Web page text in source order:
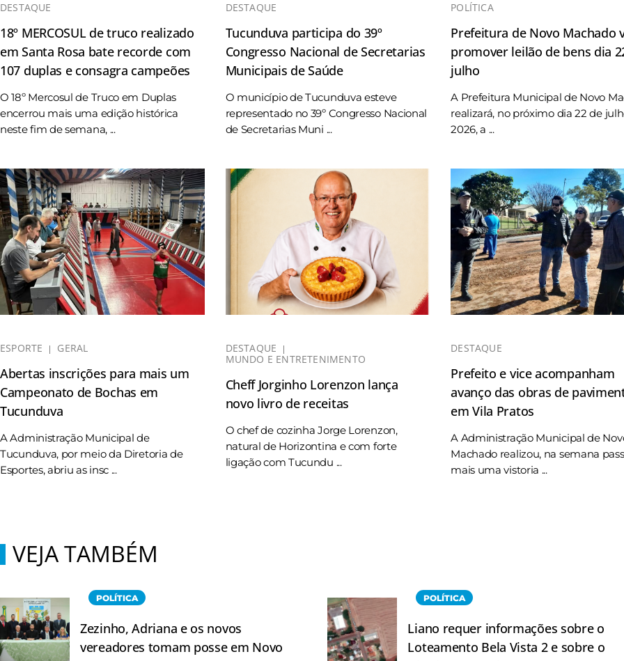
DESTAQUE
18º MERCOSUL de truco realizado
em Santa Rosa bate recorde com
107 duplas e consagra campeões
O 18º Mercosul de Truco em Duplas
encerrou mais uma edição histórica
neste fim de semana, ...
DESTAQUE
Tucunduva participa do 39º
Congresso Nacional de Secretarias
Municipais de Saúde
O município de Tucunduva esteve
representado no 39º Congresso Nacional
de Secretarias Muni ...
POLÍTICA
Prefeitura de Novo Machado
promover leilão de bens dia
julho
A Prefeitura Municipal de Novo
realizará, no próximo dia 22 de
2026, a ...
ESPORTE GERAL
Abertas inscrições para mais um
Campeonato de Bochas em
Tucunduva
A Administração Municipal de
Tucunduva, por meio da Diretoria de
Esportes, abriu as insc ...
DESTAQUE
MUNDO E ENTRETENIMENTO
Cheff Jorginho Lorenzon lança
novo livro de receitas
O chef de cozinha Jorge Lorenzon,
natural de Horizontina e com forte
ligação com Tucundu ...
DESTAQUE
Prefeito e vice acompanham
avanço das obras de
em Vila Pratos
A Administração Municipal de
Machado realizou, na semana
mais uma vistoria ...
VEJA TAMBÉM
POLÍTICA
Zezinho, Adriana e os novos
vereadores tomam posse em Novo
POLÍTICA
Liano requer informações sobre o
Loteamento Bela Vista 2 e sobre o